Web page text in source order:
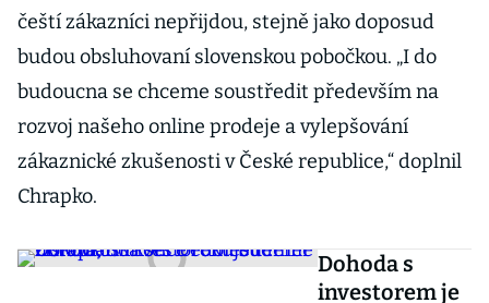
čeští zákazníci nepřijdou, stejně jako doposud
budou obsluhovaní slovenskou pobočkou. „I do
budoucna se chceme soustředit především na
rozvoj našeho online prodeje a vylepšování
zákaznické zkušenosti v České republice,“ doplnil
Chrapko.
Dohoda s
investorem je